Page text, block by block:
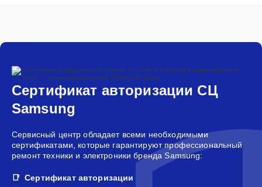
Сертификат авторизации СЦ
Samsung
Сервисный центр обладает всеми необходимыми
сертификатами, которые гарантируют профессиональный
ремонт техники и электроники бренда Samsung:
Сертификат авторизации